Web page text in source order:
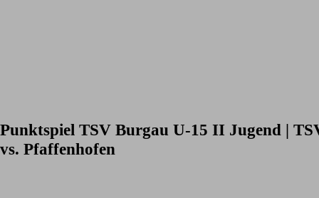
Punktspiel TSV Burgau U-15 II Jugend |
vs. Pfaffenhofen